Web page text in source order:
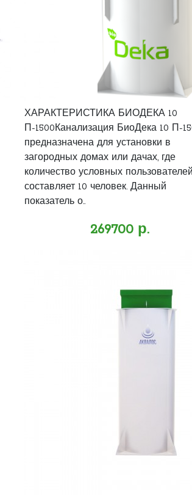
ХАРАКТЕРИСТИКА БИОДЕКА 10
П-1500Канализация БиоДека 10 П-
предназначена для установки в
загородных домах или дачах, где
количество условных пользователей
составляет 10 человек. Данный
показатель о..
269700 р.